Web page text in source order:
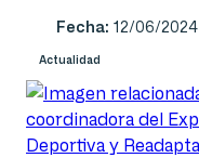
Fecha: 12/06/2024
Actualidad